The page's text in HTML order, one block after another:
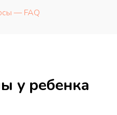
— FAQ
у ребенка